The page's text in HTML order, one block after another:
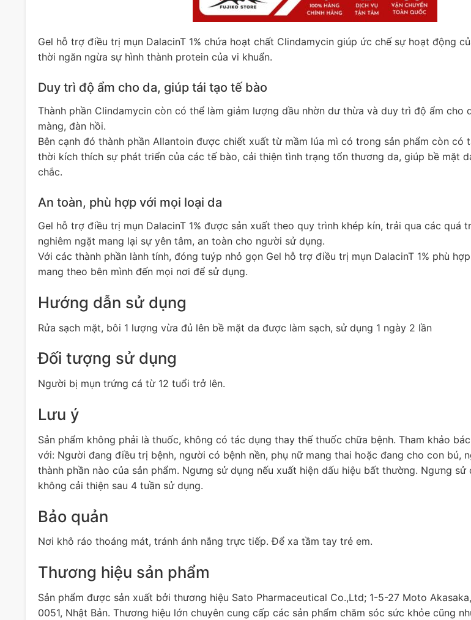
Gel hỗ trợ điều trị mụn DalacinT 1% chứa hoạt chất Clindamycin giúp ức chế sự hoạt động
thời ngăn ngừa sự hình thành protein của vi khuẩn.
Duy trì độ ẩm cho da, giúp tái tạo tế bào
Thành phần Clindamycin còn có thể làm giảm lượng dầu nhờn dư thừa và duy trì độ ẩm cho
màng, đàn hồi.
Bên cạnh đó thành phần Allantoin được chiết xuất từ mầm lúa mì có trong sản phẩm còn có
thời kích thích sự phát triển của các tế bào, cải thiện tình trạng tổn thương da, giúp bề mặt
chắc.
An toàn, phù hợp với mọi loại da
Gel hỗ trợ điều trị mụn DalacinT 1% được sản xuất theo quy trình khép kín, trải qua các quá
nghiêm ngặt mang lại sự yên tâm, an toàn cho người sử dụng.
Với các thành phần lành tính, đóng tuýp nhỏ gọn Gel hỗ trợ điều trị mụn DalacinT 1% phù
mang theo bên mình đến mọi nơi để sử dụng.
Hướng dẫn sử dụng
Rửa sạch mặt, bôi 1 lượng vừa đủ lên bề mặt da được làm sạch, sử dụng 1 ngày 2 lần
Đối tượng sử dụng
Người bị mụn trứng cá từ 12 tuổi trở lên.
Lưu ý
Sản phẩm không phải là thuốc, không có tác dụng thay thế thuốc chữa bệnh. Tham khảo
với: Người đang điều trị bệnh, người có bệnh nền, phụ nữ mang thai hoặc đang cho con bú,
thành phần nào của sản phẩm. Ngưng sử dụng nếu xuất hiện dấu hiệu bất thường. Ngưng sử
không cải thiện sau 4 tuần sử dụng.
Bảo quản
Nơi khô ráo thoáng mát, tránh ánh nắng trực tiếp. Để xa tầm tay trẻ em.
Thương hiệu sản phẩm
Sản phẩm được sản xuất bởi thương hiệu Sato Pharmaceutical Co.,Ltd; 1-5-27 Moto
0051, Nhật Bản. Thương hiệu lớn chuyên cung cấp các sản phẩm chăm sóc sức khỏe cũng